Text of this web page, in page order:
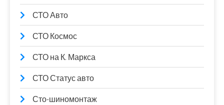
СТО Авто
СТО Космос
СТО на К. Маркса
СТО Статус авто
Сто-шиномонтаж